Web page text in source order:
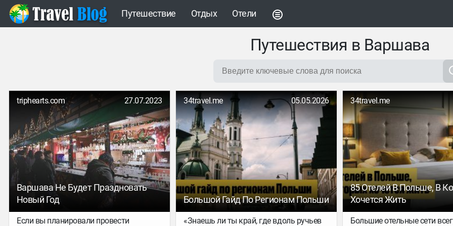
Путешествие Отдых Отели
Путешествия в Варшава
triphearts.com 27.07.2023
Варшава Не Будет Праздновать
Новый Год
Если вы планировали провести
34travel.me 05.05.2026
Большой Гайд По Регионам Польши
«Знаешь ли ты край, где вдоль ручьев
34travel.me
85 Отелей В Польше, В
Хочется Жить
Большие отельные сети